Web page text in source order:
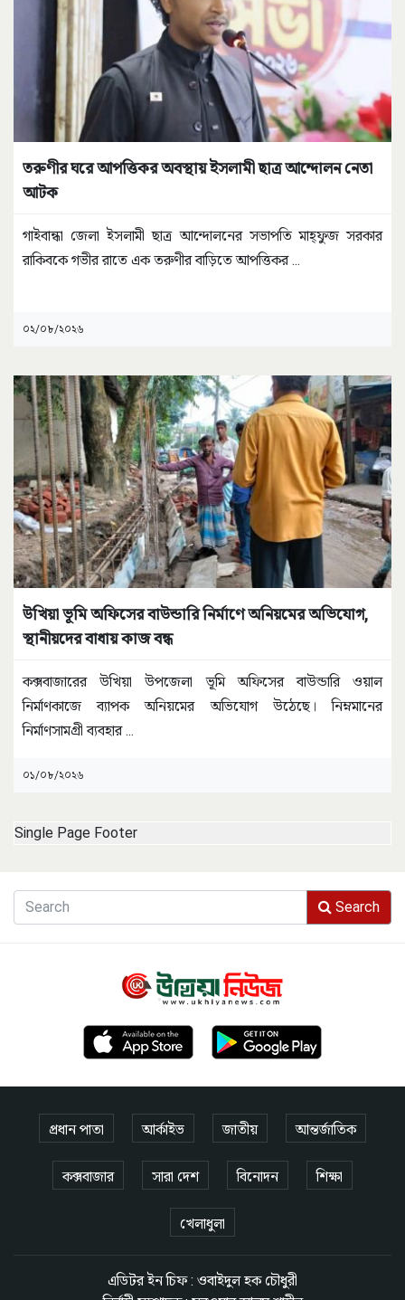
তরুণীর ঘরে আপত্তিকর অবস্থায় ইসলামী ছাত্র আন্দোলন নেতা
আটক
গাইবান্ধা জেলা ইসলামী ছাত্র আন্দোলনের সভাপতি মাহ্ফুজ সরকার
রাকিবকে গভীর রাতে এক তরুণীর বাড়িতে আপত্তিকর...
০২/০৮/২০২৬
উখিয়া ভূমি অফিসের বাউন্ডারি নির্মাণে অনিয়মের অভিযোগ,
স্থানীয়দের বাধায় কাজ বন্ধ
কক্সবাজারের উখিয়া উপজেলা ভূমি অফিসের বাউন্ডারি ওয়াল
নির্মাণকাজে ব্যাপক অনিয়মের অভিযোগ উঠেছে। নিম্নমানের
নির্মাণসামগ্রী ব্যবহার ...
০১/০৮/২০২৬
Single Page Footer
Search
প্রধান পাতা আর্কাইভ জাতীয় আন্তর্জাতিক
কক্সবাজার সারা দেশ বিনোদন শিক্ষা
খেলাধুলা
এডিটর ইন চিফ : ওবাইদুল হক চৌধুরী